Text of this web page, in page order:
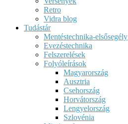
Retro
Vidra blog
Tudástár
Mentéstechnika-elsősegély
Evezéstechnika
Felszerelések
Folyóleírások
Magyarország
Ausztria
Csehország
Horvátország
Lengyelország
Szlovénia